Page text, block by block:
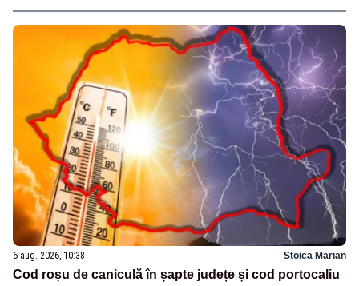
6 aug. 2026, 10:38 Stoica Marian
Cod roșu de caniculă în șapte județe și cod portocaliu